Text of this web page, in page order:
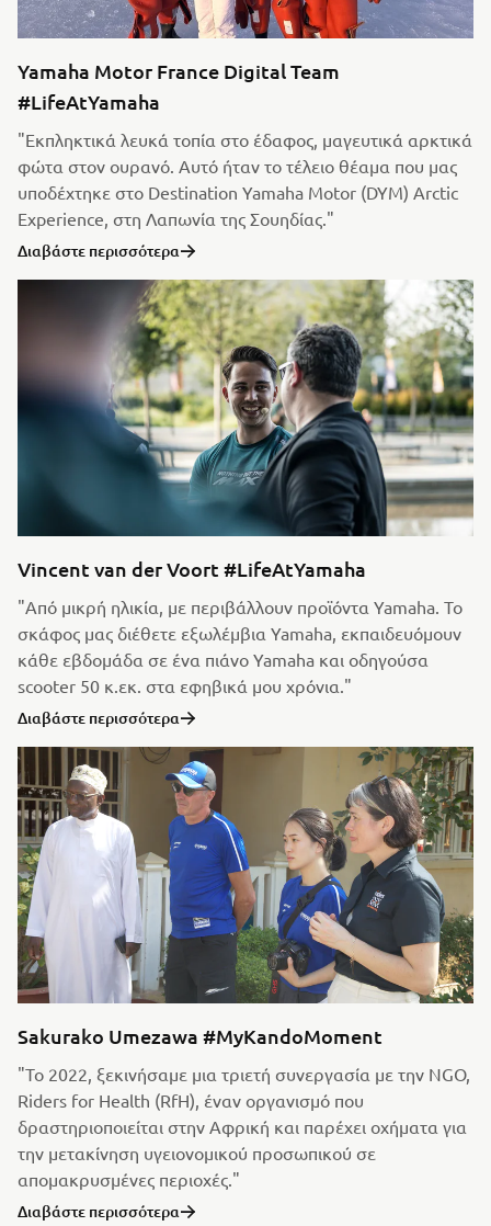
Yamaha Motor France Digital Team
#LifeAtYamaha
"Εκπληκτικά λευκά τοπία στο έδαφος, μαγευτικά αρκτικά
φώτα στον ουρανό. Αυτό ήταν το τέλειο θέαμα που μας
υποδέχτηκε στο Destination Yamaha Motor (DYM) Arctic
Experience, στη Λαπωνία της Σουηδίας."
Διαβάστε περισσότερα
Vincent van der Voort #LifeAtYamaha
"Από μικρή ηλικία, με περιβάλλουν προϊόντα Yamaha. Το
σκάφος μας διέθετε εξωλέμβια Yamaha, εκπαιδευόμουν
κάθε εβδομάδα σε ένα πιάνο Yamaha και οδηγούσα
scooter 50 κ.εκ. στα εφηβικά μου χρόνια."
Διαβάστε περισσότερα
Sakurako Umezawa #MyKandoMoment
"Το 2022, ξεκινήσαμε μια τριετή συνεργασία με την NGO,
Riders for Health (RfH), έναν οργανισμό που
δραστηριοποιείται στην Αφρική και παρέχει οχήματα για
την μετακίνηση υγειονομικού προσωπικού σε
απομακρυσμένες περιοχές."
Διαβάστε περισσότερα